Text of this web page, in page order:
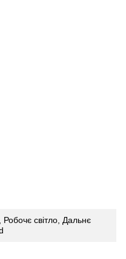
Робочє світло, Дальнє